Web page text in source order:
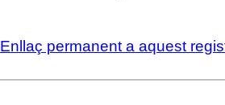
Enllaç permanent a aquest